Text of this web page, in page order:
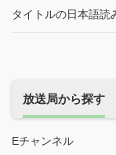
タイトルの日本語読
放送局から探す
Eチャンネル